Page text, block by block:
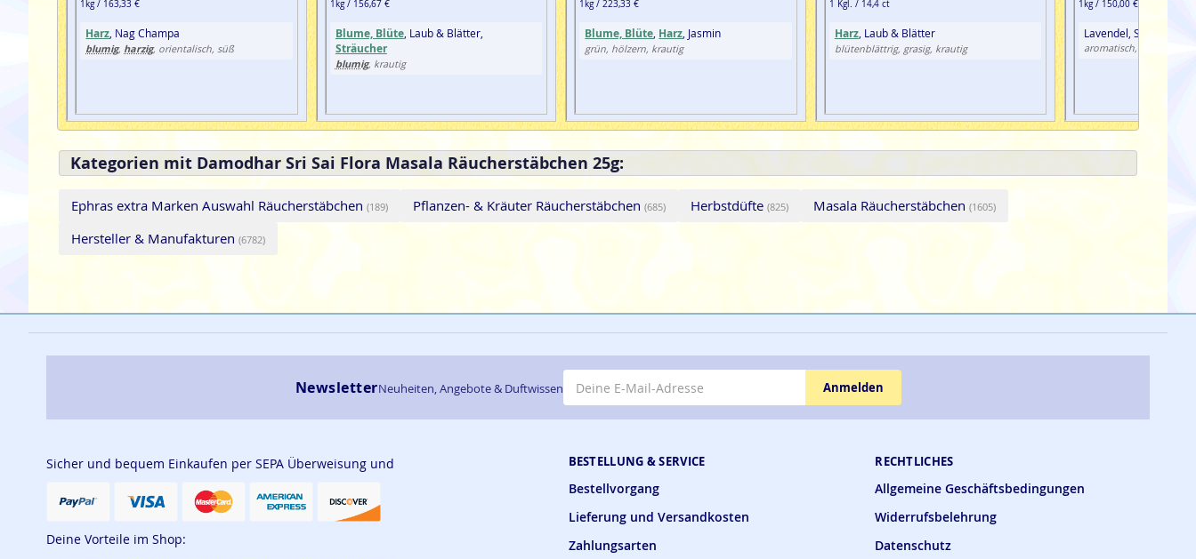
1kg / 163,33 €
Harz , Nag Champa
blumig, harzig, orientalisch, süß
1kg / 156,67 €
Blume, Blüte, Laub & Blätter,
Sträucher
blumig, krautig
1kg / 223,33 €
Blume, Blüte Harz , Jasmin
grün, hölzern, krautig
1 Kgl. / 14,4 ct
Harz, Laub & Blätter
blütenblättrig, grasig, krautig
1kg / 150,00 €
Lavendel, Salbei
aromatisch, kräuterig,
Kategorien mit Damodhar Sri Sai Flora Masala Räucherstäbchen 25g:
Ephras extra Marken Auswahl Räucherstäbchen (189) Pflanzen- & Kräuter Räucherstäbchen (685) Herbstdüfte (825) Masala Räucherstäbchen (1605)
Hersteller & Manufakturen (6782)
BESTELLUNG & SERVICE
Bestellvorgang
Lieferung und Versandkosten
Zahlungsarten
RECHTLICHES
Allgemeine Geschäftsbedingungen
Widerrufsbelehrung
Datenschutz
NewsletterNeuheiten, Angebote & Duftwissen Anmelden
Sicher und bequem Einkaufen per SEPA Überweisung und
Deine Vorteile im Shop: